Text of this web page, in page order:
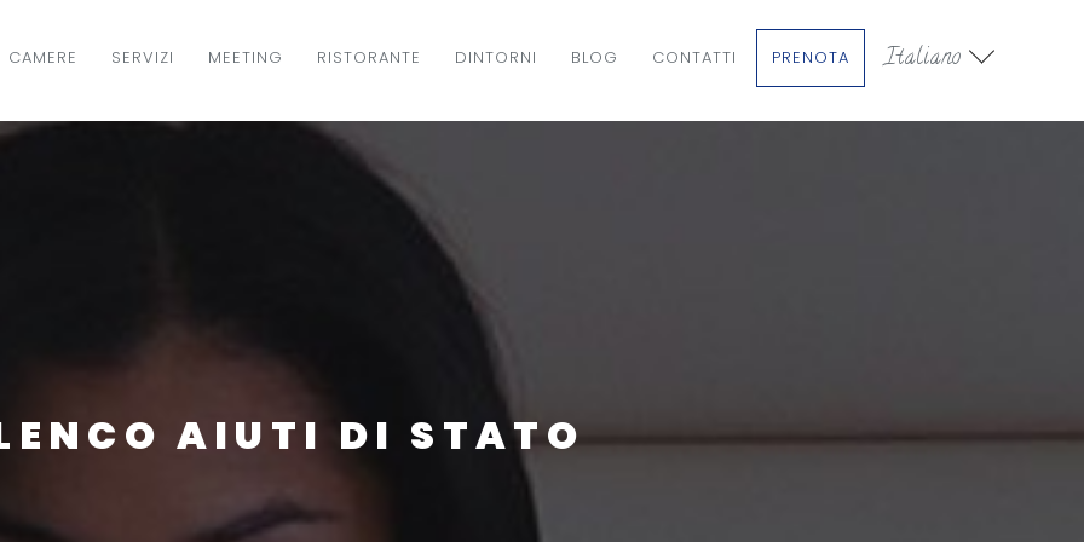
CAMERE SERVIZI MEETING RISTORANTE DINTORNI BLOG CONTATTI PRENOTA Italiano
AIUTI DI STATO